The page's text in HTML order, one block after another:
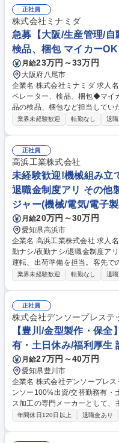
正社員
株式会社ミナミダ
急募【大阪/生産管理/自
検品、梱包 マイカー
月給23万円～33万円
大阪府八尾市
企業名 株式会社ミナミダ 求人名 急募【大阪/生産管理/自動車部品】機械オ
ペレーター、検品、梱包◆マイカーOK 仕事の内容 ■自動車
品の検品、梱包など担当していただきます。 ■当社
グ･ワイヤーハーネス等に使用
部品】機械オペレーター、検品
業界未経験歓迎 転勤なし 退
正社員
高浜工業株式会社
未経験歓迎!機械組み立
退職金制度アリ その他
ジャー(機械/電気/電子
月給20万円～30万円
愛知県高浜市
企業名 高浜工業株式会社 求人名 未経験歓迎！機械組み立て★土日休み/転
勤ナシ/夜勤ナシ/退職金制度アリ 仕事の内容 図面を見ながら機械組立や
運転、出荷準備を担当。客先で
会があります。 ネジや部品をきれいにして組み立て、正しく動くかどうか
て一つの大きな機械を完成させ
ことを繰り返すのではなく、も
穴を空ける、釘を打つ作業は発生しません。 募集
組み立て★土日休み/転勤ナシ/
業界未経験歓迎 転勤なし 退
正社員
株式会社デンソープレステ
【豊川/金型製作・保
有・土日休み/福利厚生
月給27万円～40万円
愛知県豊川市
企業名 株式会社デンソープレステック 求人名 【豊川/金型製
ンソー100%出資/交替勤務有・土日休み/福
ス加工の専門メーカーとして、
ス及び、板金鍛造技術の先進
年間休日120日以上 退職金あり